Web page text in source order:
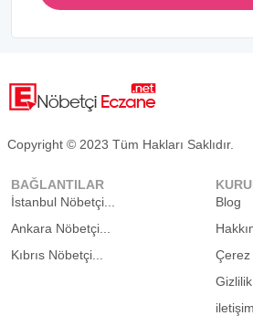
Copyright © 2023 Tüm Hakları Saklıdır.
BAĞLANTILAR
İstanbul Nöbetçi...
Ankara Nöbetçi...
Kıbrıs Nöbetçi...
Blog
Çerez
iletişim